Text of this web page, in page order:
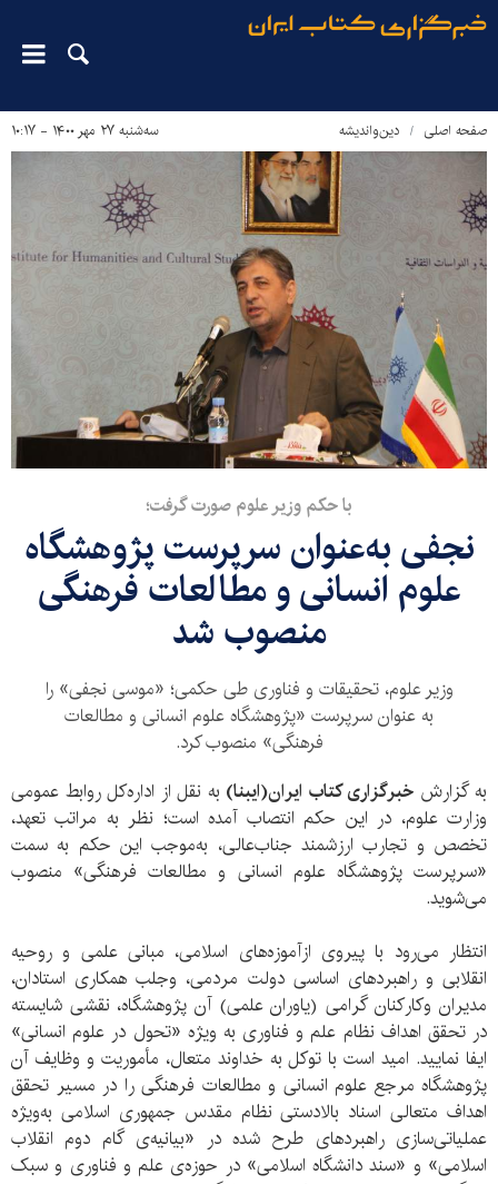
صفحه اصلی دین‌واندیشه سه‌شنبه ۲۷ مهر ۱۴۰۰ - ۱۰:۱۷
با حکم وزیر علوم صورت گرفت؛
نجفی به‌عنوان سرپرست پژوهشگاه
علوم انسانی و مطالعات فرهنگی
منصوب شد
وزیر علوم، تحقیقات و فناوری طی حکمی؛ «موسی نجفی» را
به عنوان سرپرست «پژوهشگاه علوم انسانی و مطالعات
فرهنگی» منصوب کرد.
به گزارش خبرگزاری کتاب ایران(ایبنا) به نقل از اداره‌کل روابط عمومی
وزارت علوم، در این حکم انتصاب آمده است؛ نظر به مراتب تعهد،
تخصص و تجارب ارزشمند جناب‌عالی، به‌موجب این حکم به سمت
«سرپرست پژوهشگاه علوم انسانی و مطالعات فرهنگی» منصوب
می‌شوید.
انتظار می‌رود با پیروی ازآموزه‌های اسلامی، مبانی علمی و روحیه
انقلابی و راهبردهای اساسی دولت مردمی، وجلب همکاری استادان،
مدیران وکارکنان گرامی (یاوران علمی) آن پژوهشگاه، نقشی شایسته
در تحقق اهداف نظام علم و فناوری به ویژه «تحول در علوم انسانی»
ایفا نمایید. امید است با توکل به خداوند متعال، مأموریت و وظایف آن
پژوهشگاه مرجع علوم انسانی و مطالعات فرهنگی را در مسیر تحقق
اهداف متعالی اسناد بالادستی نظام مقدس جمهوری اسلامی به‌ویژه
عملیاتی‌سازی راهبردهای طرح شده در «بیانیه‌ی گام دوم انقلاب
اسلامی» و «سند دانشگاه اسلامی» در حوزه‌ی علم و فناوری و سبک